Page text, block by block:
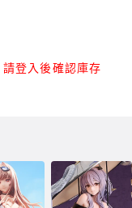
登入後確認庫存